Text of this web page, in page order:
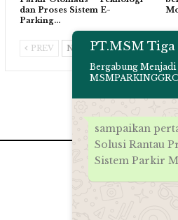
dan Proses Sistem E-
Parking…
PREV NEXTPT.MSM
Bergabung Menjadi
sampaikan
Solusi Rantau
Sistem Parkir